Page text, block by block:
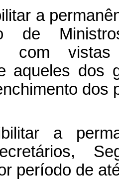
a
de
com
aqueles
dos
a
período de